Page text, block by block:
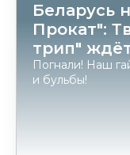
Беларусь
Прокат":
трип"
Погнали! Наш
и бульбы!